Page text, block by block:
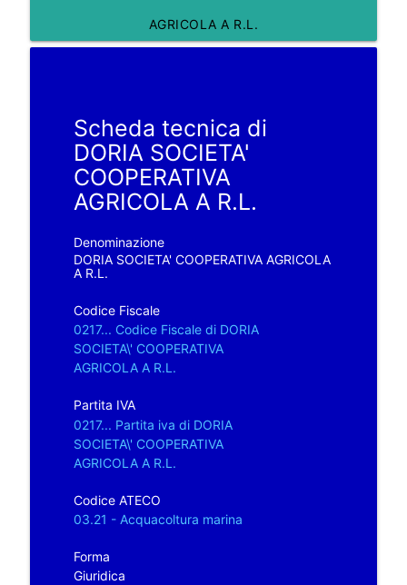
AGRICOLA A R.L.
Scheda tecnica di
DORIA SOCIETA'
COOPERATIVA
AGRICOLA A R.L.
Denominazione
DORIA SOCIETA' COOPERATIVA AGRICOLA
A R.L.
Codice Fiscale
0217... Codice Fiscale di DORIA
SOCIETA\' COOPERATIVA
AGRICOLA A R.L.
Partita IVA
0217... Partita iva di DORIA
SOCIETA\' COOPERATIVA
AGRICOLA A R.L.
Codice ATECO
03.21 - Acquacoltura marina
Forma
Giuridica